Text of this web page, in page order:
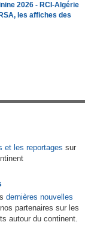
2026 - RCI-Algérie
les affiches des
et les reportages sur
dernières nouvelles
partenaires sur les
autour du continent.